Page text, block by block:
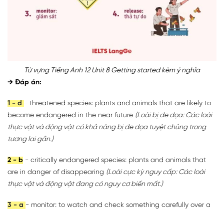
Từ vựng Tiếng Anh 12 Unit 8 Getting started kèm ý nghĩa
→ Đáp án:
1 - d - threatened species: plants and animals that are likely to
become endangered in the near future (Loài bị đe dọa: Các loài
thực vật và động vật có khả năng bị đe dọa tuyệt chủng trong
tương lai gần.)
2 - b - critically endangered species: plants and animals that
are in danger of disappearing (Loài cực kỳ nguy cấp: Các loài
thực vật và động vật đang có nguy cơ biến mất.)
3 - a - monitor: to watch and check something carefully over a